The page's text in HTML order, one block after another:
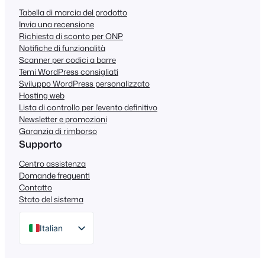
Tabella di marcia del prodotto
Invia una recensione
Richiesta di sconto per ONP
Notifiche di funzionalità
Scanner per codici a barre
Temi WordPress consigliati
Sviluppo WordPress personalizzato
Hosting web
Lista di controllo per l'evento definitivo
Newsletter e promozioni
Garanzia di rimborso
Supporto
Centro assistenza
Domande frequenti
Contatto
Stato del sistema
Italian